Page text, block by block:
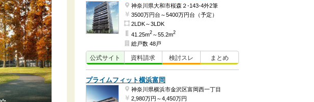
神奈川県大和市桜森２-143-4外2筆
3500万円台～5400万円台（予定）
2LDK～3LDK
41.25m2 ～55.2m2
総戸数 48戸
公式サイト 資料請求 検討スレ まとめ
プライムフィット横浜富岡
神奈川県横浜市金沢区富岡西一丁目
2,980万円～4,450万円